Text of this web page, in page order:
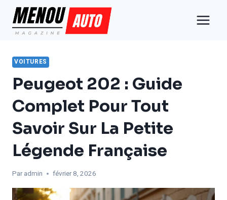
Aller
contenu
VOITURES
Peugeot 202 : Guide
Complet Pour Tout
Savoir Sur La Petite
Légende Française
Par admin février 8, 2026